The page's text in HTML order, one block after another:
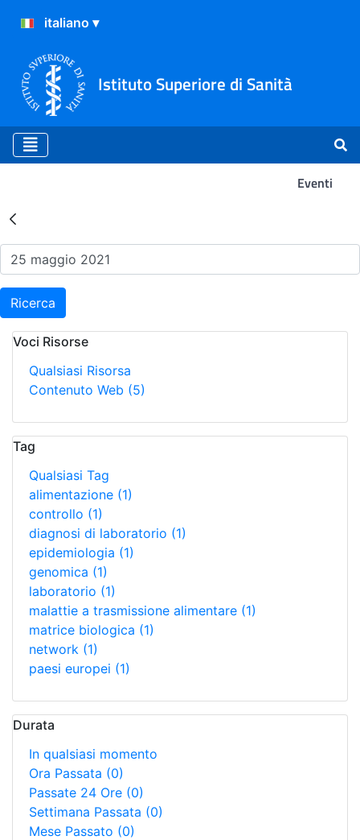
Istituto Superiore di Sanità
Eventi
Risultati della Ricerca -
Ricerca
Voci Risorse
Qualsiasi Risorsa
Contenuto Web (5)
Tag
Qualsiasi Tag
alimentazione (1)
controllo (1)
diagnosi di laboratorio (1)
epidemiologia (1)
genomica (1)
laboratorio (1)
malattie a trasmissione alimentare (1)
matrice biologica (1)
network (1)
paesi europei (1)
Durata
In qualsiasi momento
Ora Passata (0)
Passate 24 Ore (0)
Settimana Passata (0)
Mese Passato (0)